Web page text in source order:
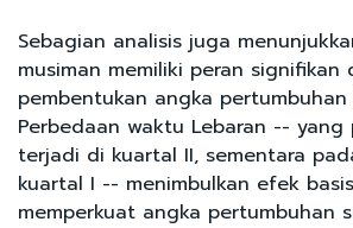
Sebagian analisis juga
musiman memiliki peran signifikan
pembentukan angka
Perbedaan waktu Lebaran --
terjadi di kuartal II, sementara
kuartal I -- menimbulkan efek
memperkuat angka pertumbuhan